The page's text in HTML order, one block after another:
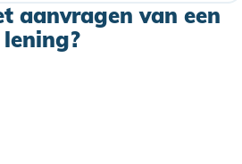
aanvragen van een
lening?